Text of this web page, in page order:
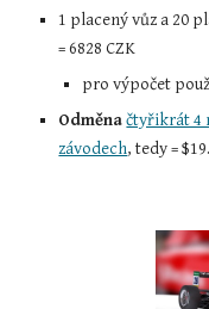
1 placený vůz a 20
= 6828 CZK
pro výpočet
Odměna čtyřikrát 4
závodech, tedy =